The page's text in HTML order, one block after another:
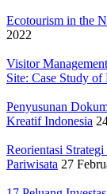
Ecotourism in the
2022
Visitor
Site: Case Study
Penyusunan
Kreatif Indonesia
Reorientasi
Pariwisata 27